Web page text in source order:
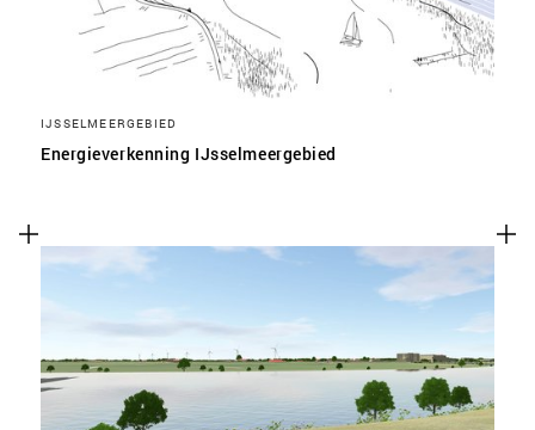
IJSSELMEERGEBIED
Energieverkenning IJsselmeergebied